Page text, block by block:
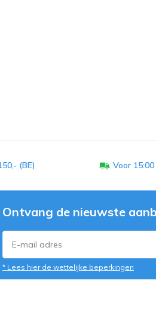
(BE) Voor
Ontvang de nieuwste
* Lees hier de wettelijke beperkingen